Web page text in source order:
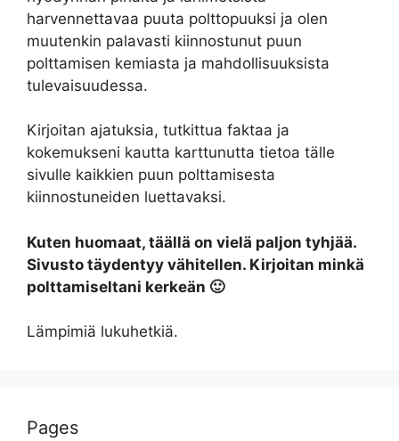
harvennettavaa puuta polttopuuksi ja olen
muutenkin palavasti kiinnostunut puun
polttamisen kemiasta ja mahdollisuuksista
tulevaisuudessa.
Kirjoitan ajatuksia, tutkittua faktaa ja
kokemukseni kautta karttunutta tietoa tälle
sivulle kaikkien puun polttamisesta
kiinnostuneiden luettavaksi.
Kuten huomaat, täällä on vielä paljon tyhjää.
Sivusto täydentyy vähitellen. Kirjoitan minkä
polttamiseltani kerkeän 🙂
Lämpimiä lukuhetkiä.
Pages